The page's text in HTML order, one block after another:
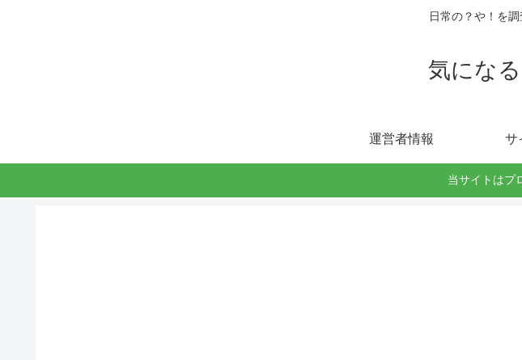
日常の？や！を
気にな
運営者情報 サ
当サイトはプ